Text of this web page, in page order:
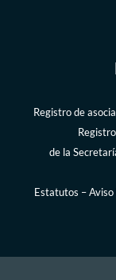
Registro de
de la
Estatutos –Aviso